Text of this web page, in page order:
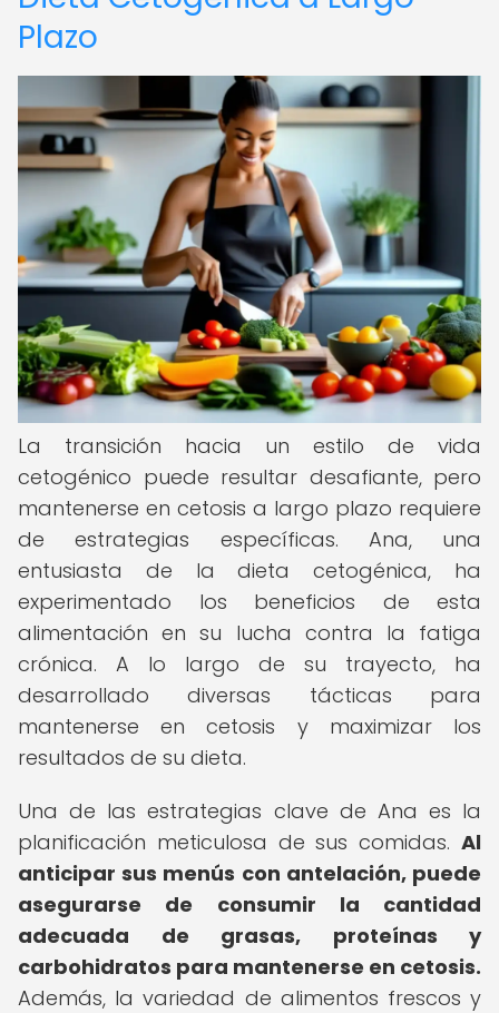
Plazo
La transición hacia un estilo de vida
cetogénico puede resultar desafiante, pero
mantenerse en cetosis a largo plazo requiere
de estrategias específicas. Ana, una
entusiasta de la dieta cetogénica, ha
experimentado los beneficios de esta
alimentación en su lucha contra la fatiga
crónica. A lo largo de su trayecto, ha
desarrollado diversas tácticas para
mantenerse en cetosis y maximizar los
resultados de su dieta.
Una de las estrategias clave de Ana es la
planificación meticulosa de sus comidas. Al
anticipar sus menús con antelación, puede
asegurarse de consumir la cantidad
adecuada de grasas, proteínas y
carbohidratos para mantenerse en cetosis.
Además, la variedad de alimentos frescos y